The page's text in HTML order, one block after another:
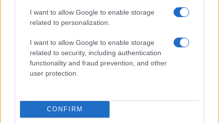
I want to allow Google to enable storage
related to personalization.
I want to allow Google to enable storage
related to security, including authentication
functionality and fraud prevention, and other
user protection.
CONFIRM
Cosa portare al concerto: zaino minimale e oggetti
consentiti
Festival estivi a Milano: musica, arte e inclusione nei
quartieri
Eventi a Lignano Sabbiadoro: il programma completo
per il Ferragosto 2026